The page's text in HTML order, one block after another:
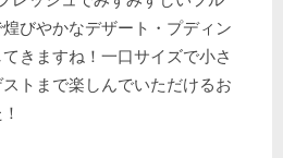
びやかなデザート・プディン
きますね！一口サイズで小さ
トまで楽しんでいただけるお